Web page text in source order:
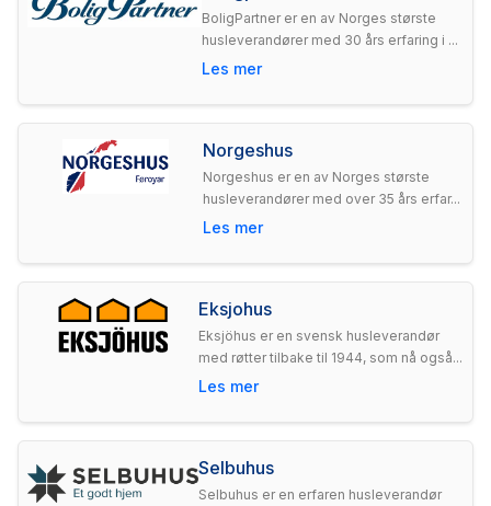
BoligPartner er en av Norges største
husleverandører med 30 års erfaring i ...
Les mer
Norgeshus
Norgeshus er en av Norges største
husleverandører med over 35 års erfar...
Les mer
Eksjohus
Eksjöhus er en svensk husleverandør
med røtter tilbake til 1944, som nå også...
Les mer
Selbuhus
Selbuhus er en erfaren husleverandør